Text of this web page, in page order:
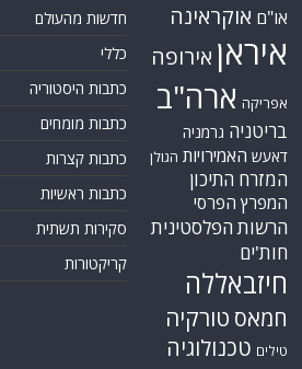
או"ם אוקראינה
איראן אירופה
אפריקה ארה"ב
בריטניה גרמניה
דאעש האמירויות הגולן
המזרח התיכון
המפרץ הפרסי
הרשות הפלסטינית
חות'ים
חיזבאללה
חמאס טורקיה
טילים טכנולוגיה
חדשות מהעולם
כללי
כתבות היסטוריה
כתבות מומחים
כתבות קצרות
כתבות ראשיות
סקירות תשתית
קריקטורות